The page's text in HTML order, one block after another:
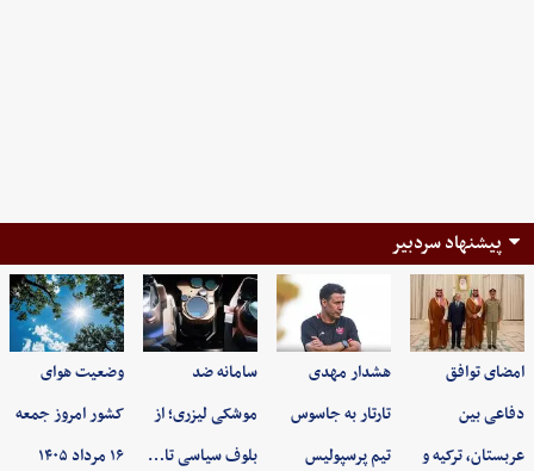
پیشنهاد سردبیر
امضای توافق
دفاعی بین
عربستان، ترکیه و
هشدار مهدی
تارتار به جاسوس
تیم پرسپولیس
سامانه ضد
موشکی لیزری؛ از
بلوف سیاسی تا…
وضعیت هوای
کشور امروز جمعه
۱۶ مرداد ۱۴۰۵